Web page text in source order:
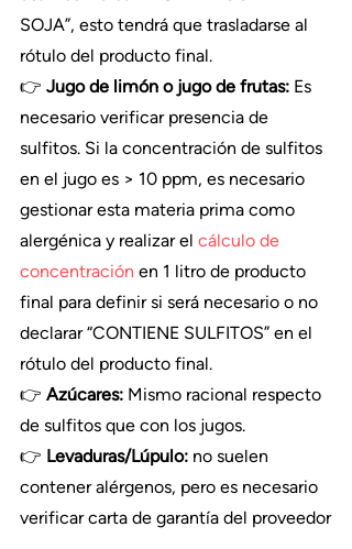
SOJA”, esto tendrá que trasladarse al
rótulo del producto final.
👉 Jugo de limón o jugo de frutas: Es
necesario verificar presencia de
sulfitos. Si la concentración de sulfitos
en el jugo es > 10 ppm, es necesario
gestionar esta materia prima como
alergénica y realizar el cálculo de
concentración en 1 litro de producto
final para definir si será necesario o no
declarar “CONTIENE SULFITOS” en el
rótulo del producto final.
👉 Azúcares: Mismo racional respecto
de sulfitos que con los jugos.
👉 Levaduras/Lúpulo: no suelen
contener alérgenos, pero es necesario
verificar carta de garantía del proveedor